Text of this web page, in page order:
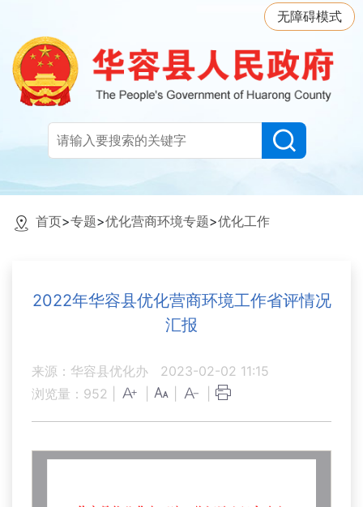
无障碍模式
首页>专题>优化营商环境专题>优化工作
2022年华容县优化营商环境工作省评情况
汇报
来源：华容县优化办
2023-02-02 11:15
浏览量： 952